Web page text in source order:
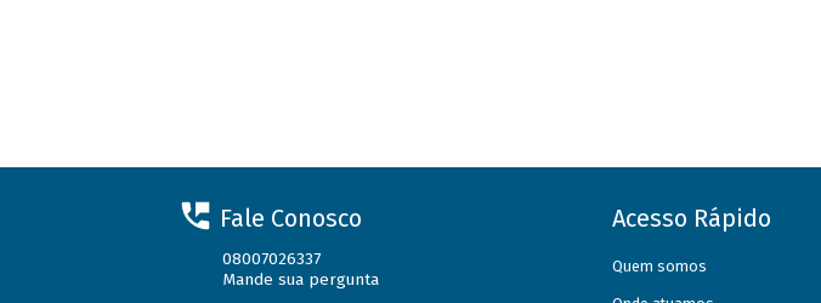
Fale Conosco
08007026337
Mande sua pergunta
Acesso Rápido
Quem somos